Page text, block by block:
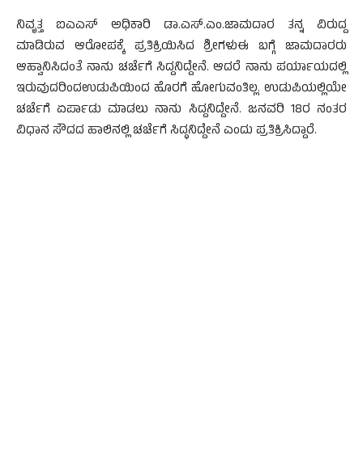
ನಿವೃತ್ತ ಐಎಎಸ್ ಅಧಿಕಾರಿ ಡಾ.ಎಸ್.ಎಂ.ಜಾಮದಾರ ತನ್ನ ವಿರುದ್ದ
ಮಾಡಿರುವ ಆರೋಪಕ್ಕೆ ಪ್ರತಿಕ್ರಿಯಿಸಿದ ಶ್ರೀಗಳುಈ ಬಗ್ಗೆ ಜಾಮದಾರರು
ಆಹ್ವಾನಿಸಿದಂತೆ ನಾನು ಚರ್ಚೆಗೆ ಸಿದ್ದನಿದ್ದೇನೆ. ಆದರೆ ನಾನು ಪರ್ಯಾಯದಲ್ಲಿ
ಇರುವುದರಿಂದಉಡುಪಿಯಿಂದ ಹೊರಗೆ ಹೋಗುವಂತಿಲ್ಲ. ಉಡುಪಿಯಲ್ಲಿಯೇ
ಚರ್ಚೆಗೆ ಏರ್ಪಾಡು ಮಾಡಲು ನಾನು ಸಿದ್ದನಿದ್ದೇನೆ. ಜನವರಿ 18ರ ನಂತರ
ವಿಧಾನ ಸೌದದ ಹಾಲಿನಲ್ಲಿ ಚರ್ಚೆಗೆ ಸಿದ್ಧನಿದ್ದೇನೆ ಎಂದು ಪ್ರತಿಕ್ರಿಸಿದ್ದಾರೆ.